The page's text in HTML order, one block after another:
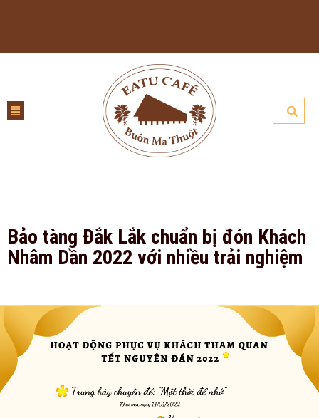
Bảo tàng Đắk Lắk chuẩn bị đón Khách
Nhâm Dần 2022 với nhiều trải nghiệm